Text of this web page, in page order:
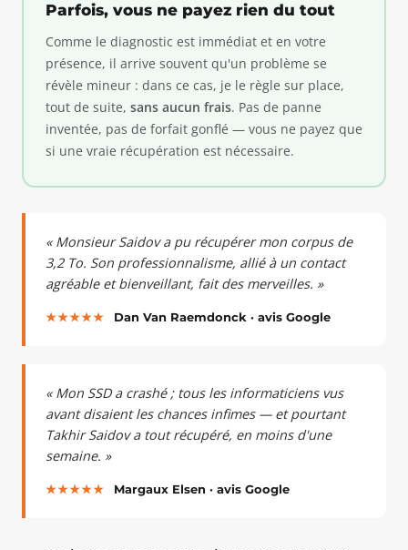
Parfois, vous ne payez rien du tout
Comme le diagnostic est immédiat et en votre
présence, il arrive souvent qu'un problème se
révèle mineur : dans ce cas, je le règle sur place,
tout de suite, sans aucun frais. Pas de panne
inventée, pas de forfait gonflé — vous ne payez que
si une vraie récupération est nécessaire.
« Monsieur Saidov a pu récupérer mon corpus de
3,2 To. Son professionnalisme, allié à un contact
agréable et bienveillant, fait des merveilles. »
★★★★★ Dan Van Raemdonck · avis Google
« Mon SSD a crashé ; tous les informaticiens vus
avant disaient les chances infimes — et pourtant
Takhir Saidov a tout récupéré, en moins d'une
semaine. »
★★★★★ Margaux Elsen · avis Google